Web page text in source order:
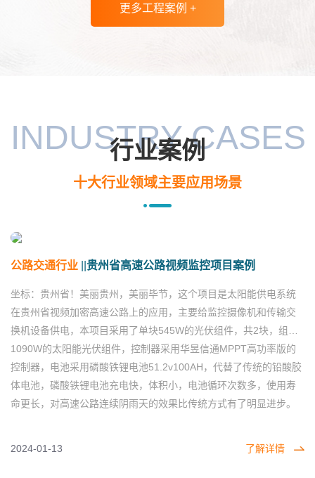
云南省 云南省中老铁路项目案例
浙江省 浙江省自然保护区项目案例
山东省
山东省光储充一体化微电网项目
案例
水利部交通运输部国家能源局/全
更多工程案例 +
INDUSTRY CASES
行业案例
十大行业领域主要应用场景
公路交通行业 贵州省高速公路视频监控项目案例
坐标：贵州省！美丽贵州，美丽毕节，这个项目是太阳能供电系统
在贵州省视频加密高速公路上的应用，主要给监控摄像机和传输交
换机设备供电，本项目采用了单块545W的光伏组件，共2块，组成
1090W的太阳能光伏组件，控制器采用华昱信通MPPT高功率版的
控制器，电池采用磷酸铁锂电池51.2v100AH，代替了传统的铅酸胶
体电池，磷酸铁锂电池充电快，体积小，电池循环次数多，使用寿
命更长，对高速公路连续阴雨天的效果比传统方式有了明显进步。
2024-01-13 了解详情